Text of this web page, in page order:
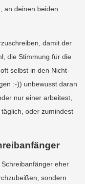
an deinen beiden
damit der
die Stimmung für die
selbst in den Nicht-
:-)) unbewusst daran
nur einer arbeitest,
oder zumindest
eher
sondern